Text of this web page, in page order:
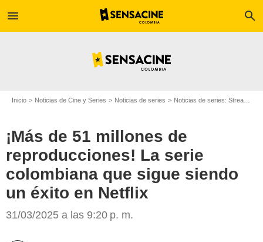
menu search
Inicio Noticias de Cine y Series Noticias de series Noticias de series: Streaming
¡Más de 51 millones de
reproducciones! La serie
colombiana que sigue siendo
un éxito en Netflix
31/03/2025 a las 9:20 p. m.
Netflix